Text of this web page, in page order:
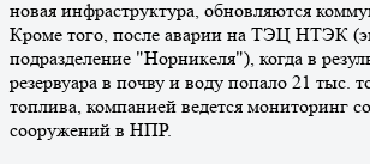
новая инфраструктура, обновляются
Кроме того, после аварии на ТЭЦ НТЭК
подразделение "Норникеля"), когда в
резервуара в почву и воду попало 21 тыс.
топлива, компанией ведется мониторинг
сооружений в НПР.